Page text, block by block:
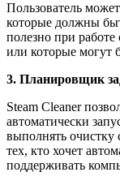
Пользователь
которые должны
полезно при
или которые могут
3. Планировщик
Steam Cleaner
автоматически
выполнять
тех, кто хочет
поддерживать